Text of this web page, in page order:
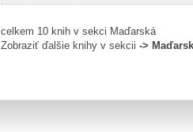
celkem 10 knih v sekci Maďarská
Zobraziť ďalšie knihy v sekcii ->